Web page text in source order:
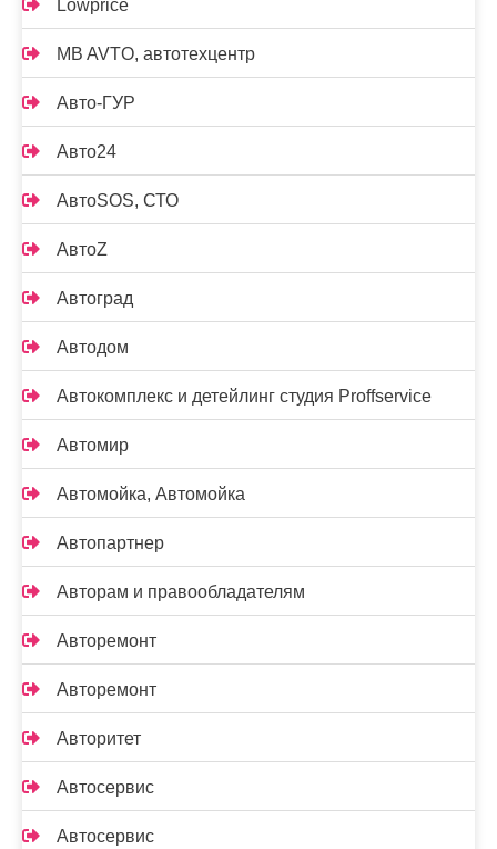
Lowprice
MB AVTO, автотехцентр
Авто-ГУР
Авто24
АвтоSOS, СТО
АвтоZ
Автоград
Автодом
Автокомплекс и детейлинг студия Proffservice
Автомир
Автомойка, Автомойка
Автопартнер
Авторам и правообладателям
Авторемонт
Авторемонт
Авторитет
Автосервис
Автосервис